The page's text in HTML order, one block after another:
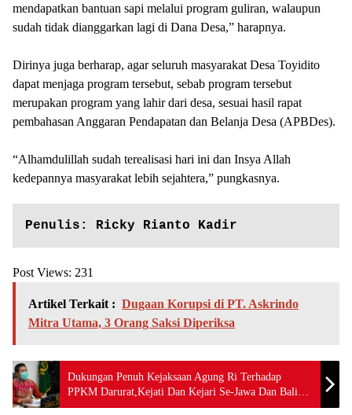
mendapatkan bantuan sapi melalui program guliran, walaupun
sudah tidak dianggarkan lagi di Dana Desa,” harapnya.
Dirinya juga berharap, agar seluruh masyarakat Desa Toyidito
dapat menjaga program tersebut, sebab program tersebut
merupakan program yang lahir dari desa, sesuai hasil rapat
pembahasan Anggaran Pendapatan dan Belanja Desa (APBDes).
“Alhamdulillah sudah terealisasi hari ini dan Insya Allah
kedepannya masyarakat lebih sejahtera,” pungkasnya.
Penulis: Ricky Rianto Kadir
Post Views: 231
Artikel Terkait : Dugaan Korupsi di PT. Askrindo
Mitra Utama, 3 Orang Saksi Diperiksa
Dukungan Penuh Kejaksaan Agung Ri Terhadap
PPKM Darurat,Kejati Dan Kejari Se-Jawa Dan Bali
Diminta Berperan Aktif